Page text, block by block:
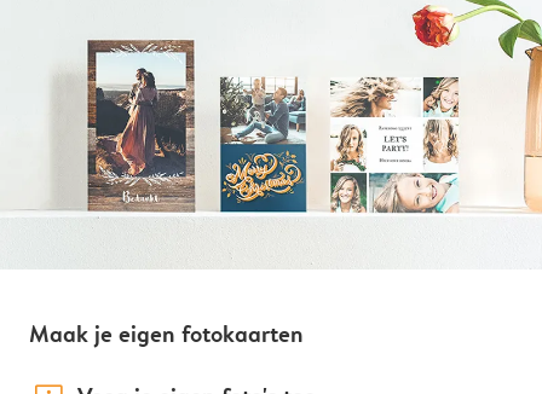
Maak je eigen fotokaarten